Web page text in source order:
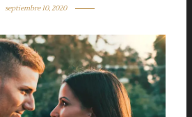
septiembre 10, 2020